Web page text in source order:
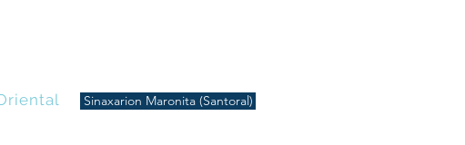
Sinaxarion Maronita (Santoral)